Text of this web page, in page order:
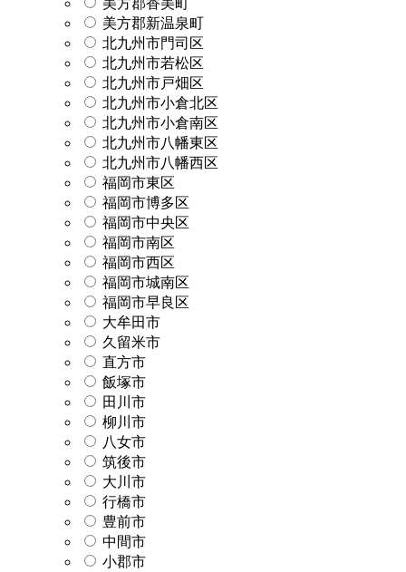
美方郡新温泉町
北九州市門司区
北九州市若松区
北九州市戸畑区
北九州市小倉北区
北九州市小倉南区
北九州市八幡東区
北九州市八幡西区
福岡市東区
福岡市博多区
福岡市中央区
福岡市南区
福岡市西区
福岡市城南区
福岡市早良区
大牟田市
久留米市
直方市
飯塚市
田川市
柳川市
八女市
筑後市
大川市
行橋市
豊前市
中間市
小郡市